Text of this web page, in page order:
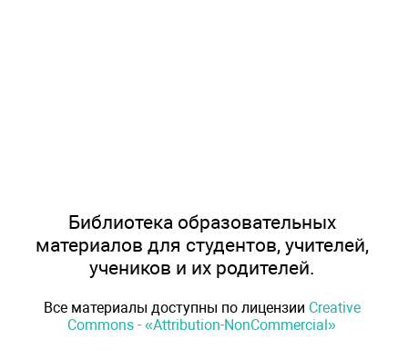
Библиотека образовательных
материалов для студентов, учителей,
учеников и их родителей.
Все материалы доступны по лицензии Creative
Commons - «Attribution-NonCommercial»